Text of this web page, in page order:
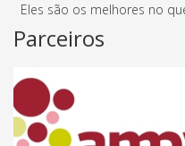
Eles são os melhores no
Parceiros